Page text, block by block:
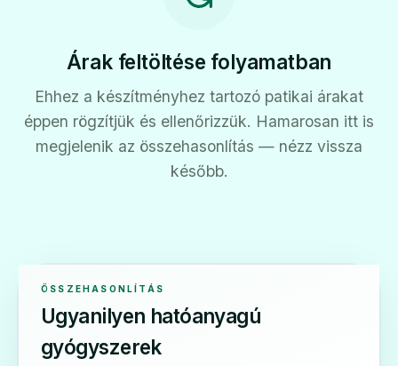
Árak feltöltése folyamatban
Ehhez a készítményhez tartozó patikai árakat
éppen rögzítjük és ellenőrizzük. Hamarosan itt is
megjelenik az összehasonlítás — nézz vissza
később.
ÖSSZEHASONLÍTÁS
Ugyanilyen hatóanyagú
gyógyszerek